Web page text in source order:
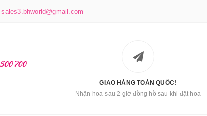
sales3.bhworld@gmail.com
GIAO HÀNG TOÀN QUỐC!
Nhận hoa sau 2 giờ đồng hồ sau khi đặt hoa